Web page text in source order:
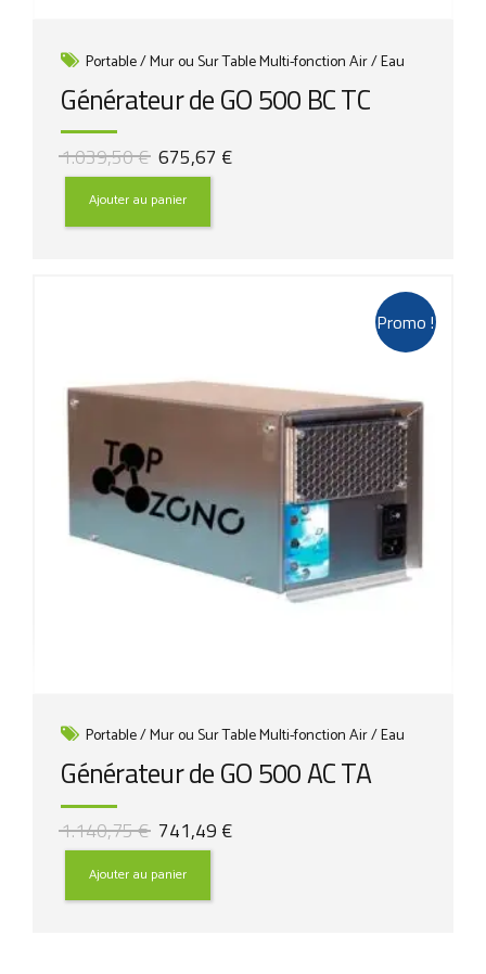
Portable / Mur ou Sur Table Multi-fonction Air / Eau
Générateur de GO 500 BC TC
1.039,50€ Le
prix
initial
était :
675,67 €Le
Ajouter au panier
Promo !
Portable / Mur ou Sur Table Multi-fonction Air / Eau
Générateur de GO 500 AC TA
1.140,75€ Le
prix
initial
était :
741,49 €Le
Ajouter au panier